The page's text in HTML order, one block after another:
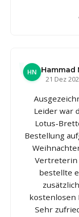
HN Hammad
21 Dez
Leider war
Lotus-
Bestellung
Vertreterin
bestellte
kostenlosen
Sehr